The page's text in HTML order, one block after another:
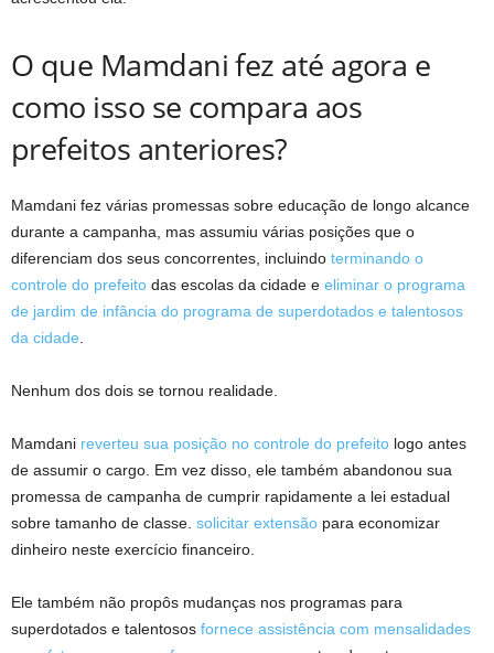
O que Mamdani fez até agora e
como isso se compara aos
prefeitos anteriores?
Mamdani fez várias promessas sobre educação de longo alcance
durante a campanha, mas assumiu várias posições que o
diferenciam dos seus concorrentes, incluindo terminando o
controle do prefeito das escolas da cidade e eliminar o programa
de jardim de infância do programa de superdotados e talentosos
da cidade
Nenhum dos dois se tornou realidade.
Mamdani reverteu sua posição no controle do prefeito logo antes
de assumir o cargo. Em vez disso, ele também abandonou sua
promessa de campanha de cumprir rapidamente a lei estadual
sobre tamanho de classe. solicitar extensão para economizar
dinheiro neste exercício financeiro.
Ele também não propôs mudanças nos programas para
superdotados e talentosos fornece assistência com mensalidades